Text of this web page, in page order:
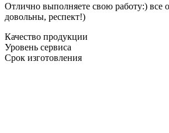
Отлично выполняете свою работу:) все
довольны, респект!)
Качество продукции
Уровень сервиса
Срок изготовления